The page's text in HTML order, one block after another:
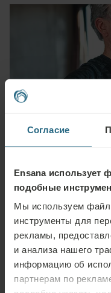
Согласие
Ensana использует
подобные
Мы используем
инструменты для
рекламы,
и анализа нашего
информацию об
партнерам по
Пожалуйста, свяжитесь
нашими отелями Ensana
нашей